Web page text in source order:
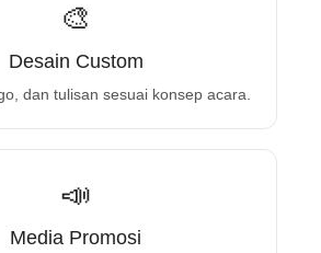
🎨
Desain Custom
dan tulisan sesuai konsep acara.
📣
Media Promosi